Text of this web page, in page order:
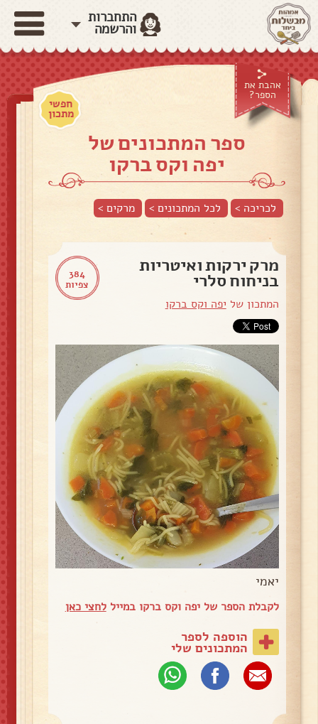
התחברות
והרשמה
אהבת את
הספר?
חפשי
מתכון
ספר המתכונים של
יפה וקס ברקו
לכריכה > לכל המתכונים > מרקים>
384
צפיות
מרק ירקות ואיטריות
בניחוח סלרי
המתכון של יפה וקס ברקו
יאמי
לקבלת הספר של יפה וקס ברקו במייללחצי כאן
הוספה לספר
המתכונים שלי